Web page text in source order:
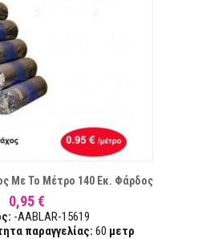
Με Το Μέτρο 140 Εκ. Φάρδος
0,95 €
-AABLAR-15619
παραγγελίας: 60 μετρ